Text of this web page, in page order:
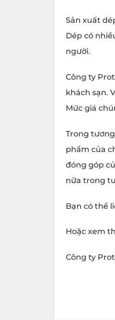
Sản xuất
Dép có
người.
Công ty
khách sạn.
Mức giá
Trong
phẩm của
đóng góp
nữa trong
Bạn có thể
Hoặc xem
Công ty